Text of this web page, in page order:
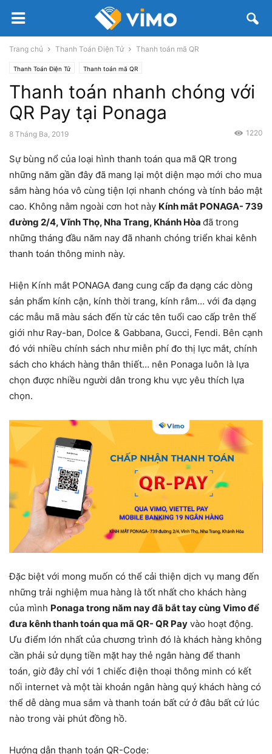
Trang chủ Thanh Toán Điện Tử Thanh toán mã QR
Thanh Toán Điện Tử Thanh toán mã QR
Thanh toán nhanh chóng với
QR Pay tại Ponaga
8 Tháng Ba, 2019 1220
Sự bùng nổ của loại hình thanh toán qua mã QR trong
những năm gần đây đã mang lại một diện mạo mới cho mua
sắm hàng hóa vô cùng tiện lợi nhanh chóng và tính bảo mật
cao. Không nằm ngoài cơn hot này Kính mắt PONAGA- 739
đường 2/4, Vĩnh Thọ, Nha Trang, Khánh Hòa đã trong
những tháng đầu năm nay đã nhanh chóng triển khai kênh
thanh toán thông minh này.
Hiện Kính mắt PONAGA đang cung cấp đa dạng các dòng
sản phẩm kính cận, kính thời trang, kính râm… với đa dạng
các mẫu mã màu sách đến từ các tên tuổi cao cấp trên thế
giới như Ray-ban, Dolce & Gabbana, Gucci, Fendi. Bên cạnh
đó với nhiều chính sách như miễn phí đo thị lực mắt, chính
sách cho khách hàng thân thiết… nên Ponaga luôn là lựa
chọn được nhiều người dân trong khu vực yêu thích lựa
chọn.
Đặc biệt với mong muốn có thể cải thiện dịch vụ mang đến
những trải nghiệm mua hàng là tốt nhất cho khách hàng
của mình Ponaga trong năm nay đã bắt tay cùng Vimo để
đưa kênh thanh toán qua mã QR- QR Pay vào hoạt động.
Ưu điểm lớn nhất của chương trình đó là khách hàng không
cần phải sử dụng tiền mặt hay thẻ ngân hàng để thanh
toán, giờ đây chỉ với 1 chiếc điện thoại thông minh có kết
nối internet và một tài khoản ngân hàng quý khách hàng có
thể dễ dàng mua sắm và thanh toán bất cứ ở đâu bất cứ lúc
nào trong vài phút đồng hồ.
Hướng dẫn thanh toán QR-Code: